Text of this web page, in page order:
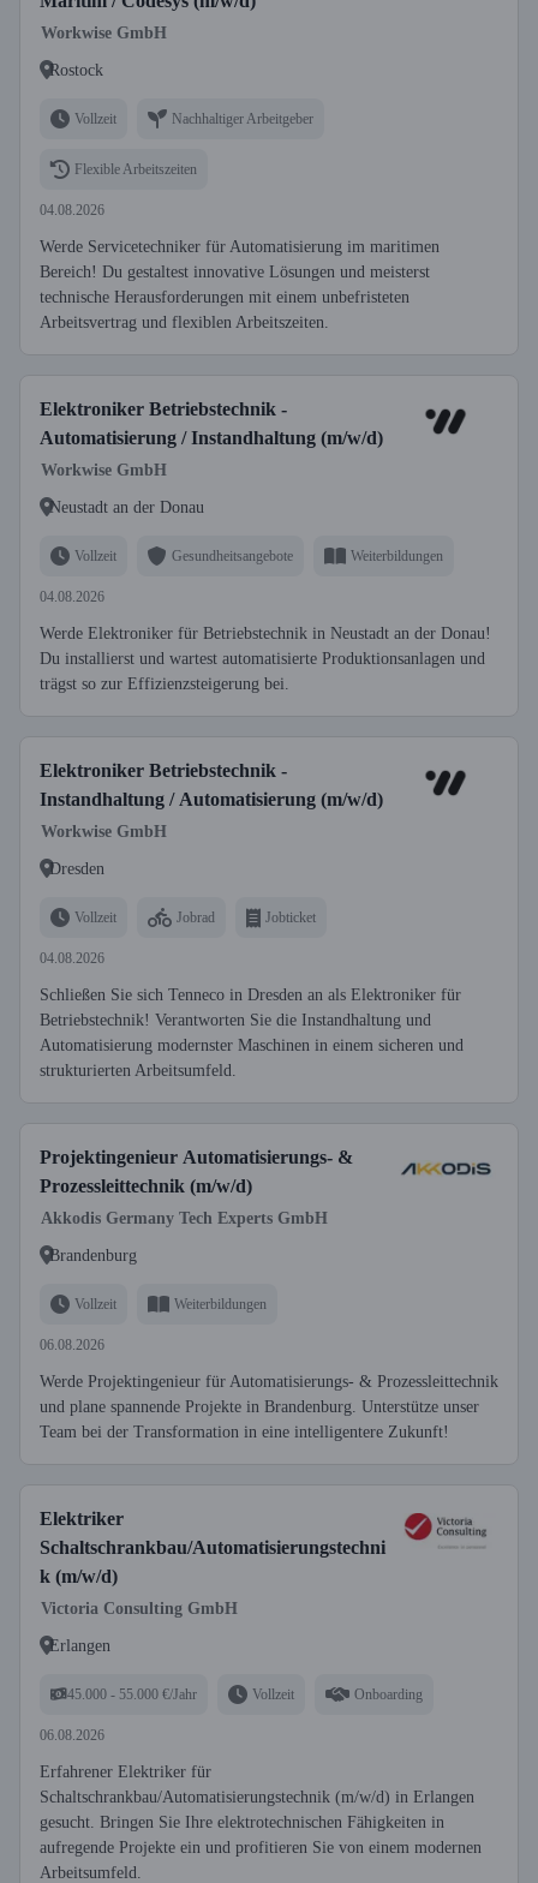
Workwise GmbH
Rostock
Vollzeit Nachhaltiger Arbeitgeber
Flexible Arbeitszeiten
04.08.2026
Werde Servicetechniker für Automatisierung im maritimen
Bereich! Du gestaltest innovative Lösungen und meisterst
technische Herausforderungen mit einem unbefristeten
Arbeitsvertrag und flexiblen Arbeitszeiten.
Elektroniker Betriebstechnik -
Automatisierung / Instandhaltung (m/w/d)
Workwise GmbH
Neustadt an der Donau
Vollzeit Gesundheitsangebote Weiterbildungen
04.08.2026
Werde Elektroniker für Betriebstechnik in Neustadt an der Donau!
Du installierst und wartest automatisierte Produktionsanlagen und
trägst so zur Effizienzsteigerung bei.
Elektroniker Betriebstechnik -
Instandhaltung / Automatisierung (m/w/d)
Workwise GmbH
Dresden
Vollzeit Jobrad Jobticket
04.08.2026
Schließen Sie sich Tenneco in Dresden an als Elektroniker für
Betriebstechnik! Verantworten Sie die Instandhaltung und
Automatisierung modernster Maschinen in einem sicheren und
strukturierten Arbeitsumfeld.
Projektingenieur Automatisierungs- &
Prozessleittechnik (m/w/d)
Akkodis Germany Tech Experts GmbH
Brandenburg
Vollzeit Weiterbildungen
06.08.2026
Werde Projektingenieur für Automatisierungs- & Prozessleittechnik
und plane spannende Projekte in Brandenburg. Unterstütze unser
Team bei der Transformation in eine intelligentere Zukunft!
Elektriker
Schaltschrankbau/Automatisierungstechni
k (m/w/d)
Victoria Consulting GmbH
Erlangen
45.000 - 55.000 €/Jahr Vollzeit Onboarding
06.08.2026
Erfahrener Elektriker für
Schaltschrankbau/Automatisierungstechnik (m/w/d) in Erlangen
gesucht. Bringen Sie Ihre elektrotechnischen Fähigkeiten in
aufregende Projekte ein und profitieren Sie von einem modernen
Arbeitsumfeld.